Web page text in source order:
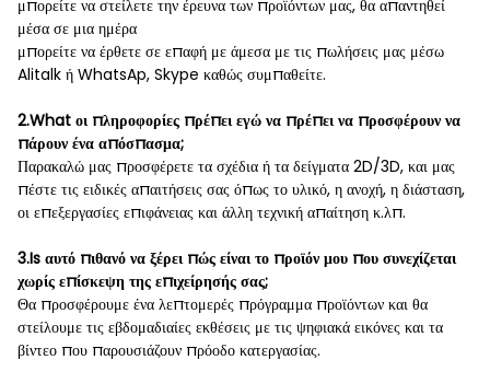
μπορείτε να στείλετε την έρευνα των προϊόντων μας, θα απαντηθεί
μέσα σε μια ημέρα
μπορείτε να έρθετε σε επαφή με άμεσα με τις πωλήσεις μας μέσω
Alitalk ή WhatsAp, Skype καθώς συμπαθείτε.
2.What οι πληροφορίες πρέπει εγώ να πρέπει να προσφέρουν να
πάρουν ένα απόσπασμα;
Παρακαλώ μας προσφέρετε τα σχέδια ή τα δείγματα 2D/3D, και μας
πέστε τις ειδικές απαιτήσεις σας όπως το υλικό, η ανοχή, η διάσταση,
οι επεξεργασίες επιφάνειας και άλλη τεχνική απαίτηση κ.λπ.
3.Is αυτό πιθανό να ξέρει πώς είναι το προϊόν μου που συνεχίζεται
χωρίς επίσκεψη της επιχείρησής σας;
Θα προσφέρουμε ένα λεπτομερές πρόγραμμα προϊόντων και θα
στείλουμε τις εβδομαδιαίες εκθέσεις με τις ψηφιακά εικόνες και τα
βίντεο που παρουσιάζουν πρόοδο κατεργασίας.